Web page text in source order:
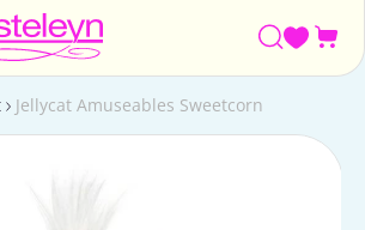
Jellycat Amuseables Sweetcorn